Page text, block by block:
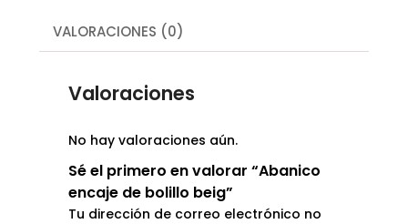
VALORACIONES (0)
Valoraciones
No hay valoraciones aún.
Sé el primero en valorar “Abanico
encaje de bolillo beig”
Tu dirección de correo electrónico no